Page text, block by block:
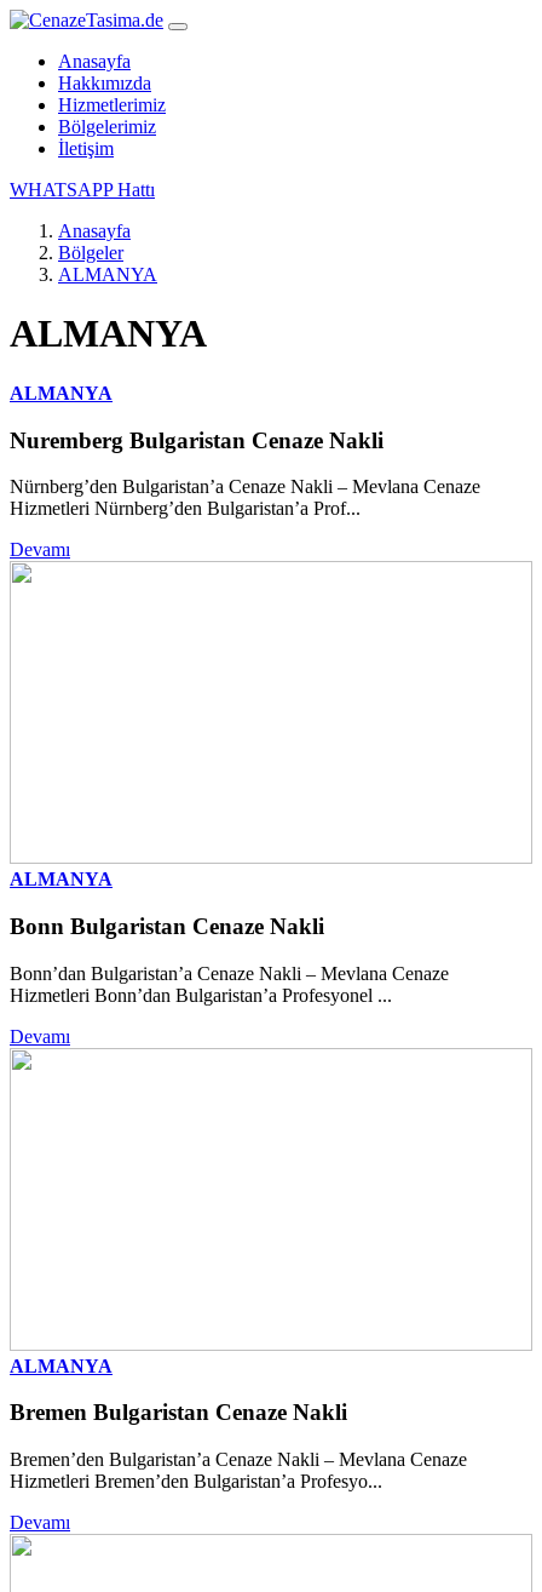
Anasayfa
Hakkımızda
Hizmetlerimiz
Bölgelerimiz
İletişim
WHATSAPP Hattı
Anasayfa
Bölgeler
ALMANYA
ALMANYA
ALMANYA
Nuremberg Bulgaristan Cenaze Nakli
Nürnberg’den Bulgaristan’a Cenaze Nakli – Mevlana Cenaze
Hizmetleri Nürnberg’den Bulgaristan’a Prof...
Devamı
ALMANYA
Bonn Bulgaristan Cenaze Nakli
Bonn’dan Bulgaristan’a Cenaze Nakli – Mevlana Cenaze
Hizmetleri Bonn’dan Bulgaristan’a Profesyonel ...
Devamı
ALMANYA
Bremen Bulgaristan Cenaze Nakli
Bremen’den Bulgaristan’a Cenaze Nakli – Mevlana Cenaze
Hizmetleri Bremen’den Bulgaristan’a Profesyo...
Devamı